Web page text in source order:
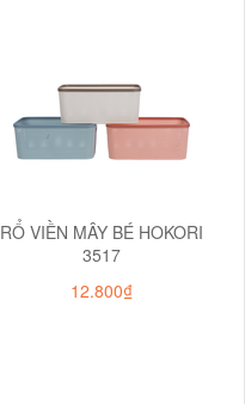
RỔ VIỀN MÂY BÉ HOKORI
3517
12.800₫